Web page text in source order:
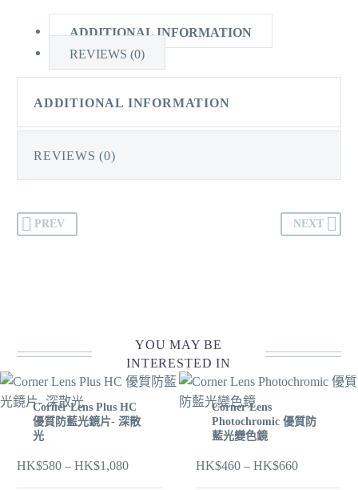
深
ADDITIONAL INFORMATION
REVIEWS (0)
ADDITIONAL INFORMATION
REVIEWS (0)
PREV NEXT
YOU MAY BE
INTERESTED IN
Corner Lens Plus HC
優質防藍光鏡片- 深散
光
HK$580 – HK$1,080
Corner Lens
Photochromic 優質防
藍光變色鏡
HK$460 – HK$660